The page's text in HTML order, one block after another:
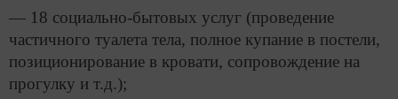
— 18 социально-бытовых услуг (проведение
частичного туалета тела, полное купание в постели,
позиционирование в кровати, сопровождение на
прогулку и т.д.);